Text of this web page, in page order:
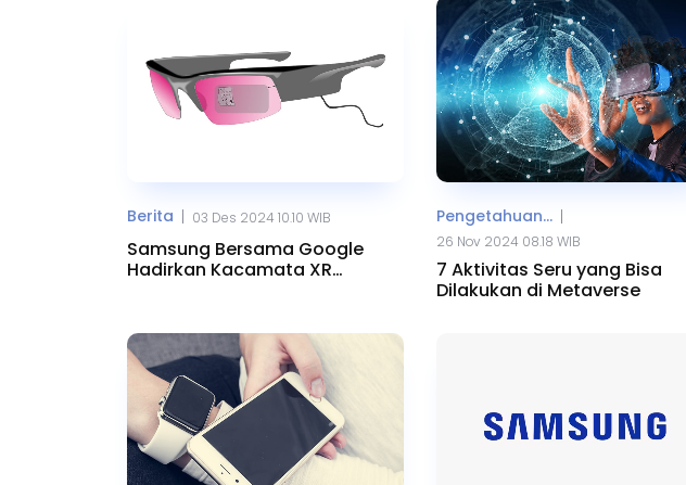
Berita 03 Des 2024 10.10 WIB
Samsung Bersama Google
Hadirkan Kacamata XR
Pengetahuan...
26 Nov 2024 08.18 WIB
7 Aktivitas Seru yang Bisa
Dilakukan di Metaverse